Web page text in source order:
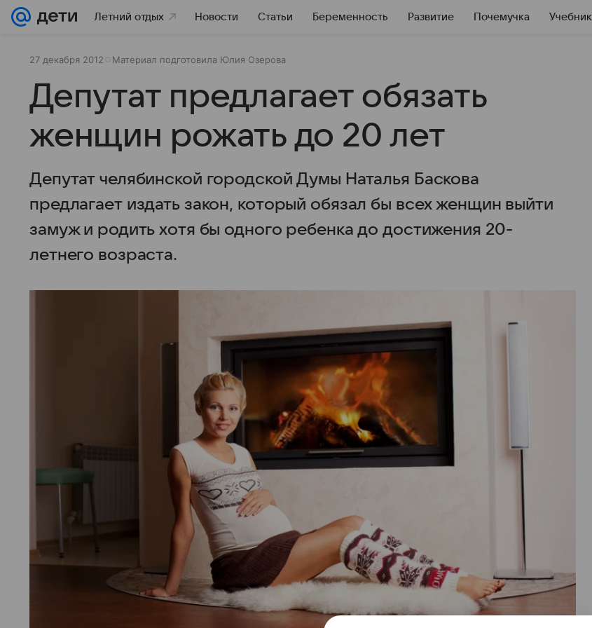
Летний отдых Новости Статьи Беременность Развитие Почемучка Учебник
27 декабря 2012 Материал подготовила Юлия Озерова
Депутат предлагает обязать
женщин рожать до 20 лет
Депутат челябинской городской Думы Наталья Баскова
предлагает издать закон, который обязал бы всех женщин выйти
замуж и родить хотя бы одного ребенка до достижения 20-
летнего возраста.